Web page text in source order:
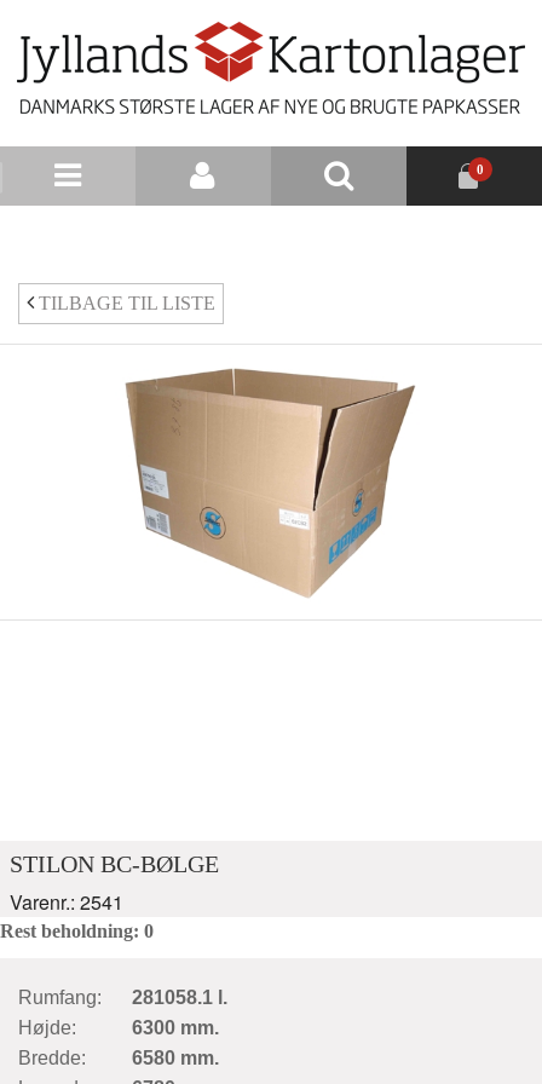
0
TILBAGE TIL LISTE
STILON BC-BØLGE
Varenr.: 2541
Rest beholdning: 0
Rumfang:
281058.1 l.
Højde:
6300 mm.
Bredde:
6580 mm.